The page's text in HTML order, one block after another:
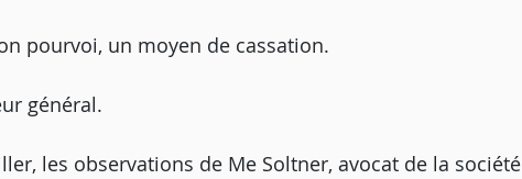
pourvoi, un moyen de cassation.
général.
les observations de Me Soltner, avocat de la société